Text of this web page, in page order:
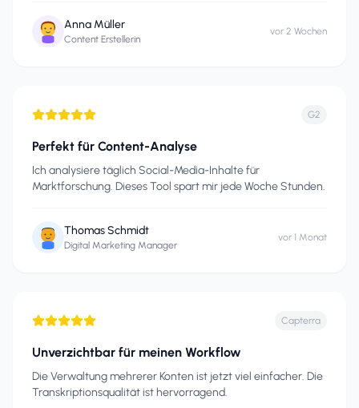
Anna Müller
Content Erstellerin
vor 2 Wochen
G2
Perfekt für Content-Analyse
Ich analysiere täglich Social-Media-Inhalte für
Marktforschung. Dieses Tool spart mir jede Woche Stunden.
Thomas Schmidt
Digital Marketing Manager
vor 1 Monat
Capterra
Unverzichtbar für meinen Workflow
Die Verwaltung mehrerer Konten ist jetzt viel einfacher. Die
Transkriptionsqualität ist hervorragend.